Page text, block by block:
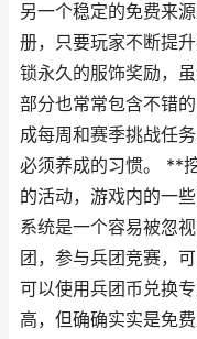
另一个稳定的免费来
册，只要玩家不断提
锁永久的服饰奖励，
部分也常常包含不错
成每周和赛季挑战任
必须养成的习惯。 **
的活动，游戏内的一
系统是一个容易被忽
团，参与兵团竞赛，
可以使用兵团币兑换
高，但确确实实是免